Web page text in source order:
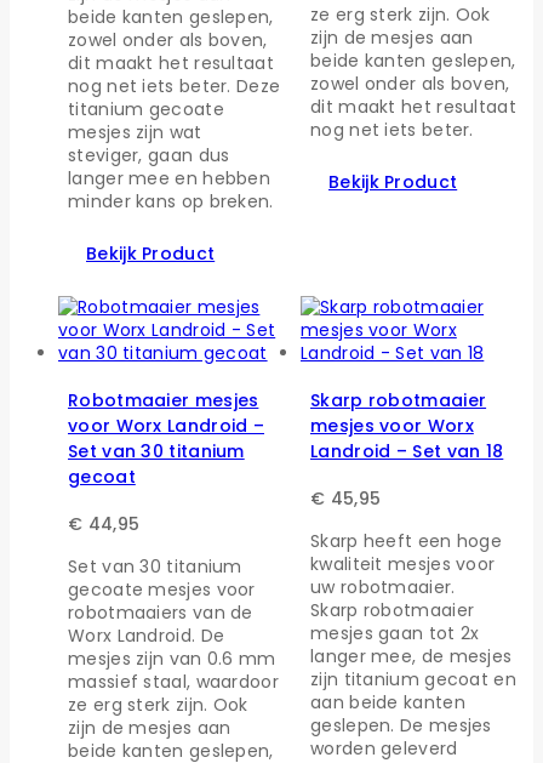
beide kanten geslepen,
zowel onder als boven,
dit maakt het resultaat
nog net iets beter. Deze
titanium gecoate
mesjes zijn wat
steviger, gaan dus
langer mee en hebben
minder kans op breken.
Bekijk Product
ze erg sterk zijn. Ook
zijn de mesjes aan
beide kanten geslepen,
zowel onder als boven,
dit maakt het resultaat
nog net iets beter.
Bekijk Product
Robotmaaier mesjes
voor Worx Landroid –
Set van 30 titanium
gecoat
€ 44,95
Set van 30 titanium
gecoate mesjes voor
robotmaaiers van de
Worx Landroid. De
mesjes zijn van 0.6 mm
massief staal, waardoor
ze erg sterk zijn. Ook
zijn de mesjes aan
beide kanten geslepen,
Skarp robotmaaier
mesjes voor Worx
Landroid – Set van 18
€ 45,95
Skarp heeft een hoge
kwaliteit mesjes voor
uw robotmaaier.
Skarp robotmaaier
mesjes gaan tot 2x
langer mee, de mesjes
zijn titanium gecoat en
aan beide kanten
geslepen. De mesjes
worden geleverd